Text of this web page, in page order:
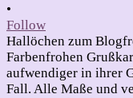
•
Follow
Hallöchen zum
Farbenfrohen
aufwendiger in ihrer
Fall. Alle Maße und